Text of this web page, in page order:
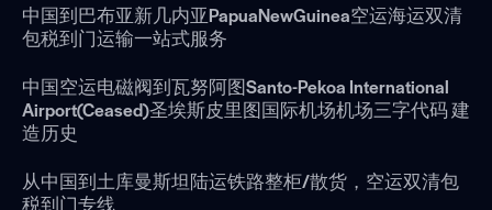
中国到巴布亚新几内亚PapuaNewGuinea空运海运双清
包税到门运输一站式服务
中国空运电磁阀到瓦努阿图Santo-Pekoa International
Airport(Ceased)圣埃斯皮里图国际机场机场三字代码 建
造历史
从中国到土库曼斯坦陆运铁路整柜/散货，空运双清包
税到门专线